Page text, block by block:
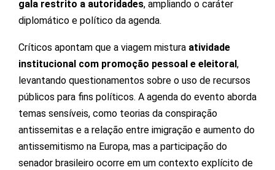
gala restrito a autoridades, ampliando o caráter
diplomático e político da agenda.
Críticos apontam que a viagem mistura atividade
institucional com promoção pessoal e eleitoral ,
levantando questionamentos sobre o uso de recursos
públicos para fins políticos. A agenda do evento aborda
temas sensíveis, como teorias da conspiração
antissemitas e a relação entre imigração e aumento do
antissemitismo na Europa, mas a participação do
senador brasileiro ocorre em um contexto explícito de